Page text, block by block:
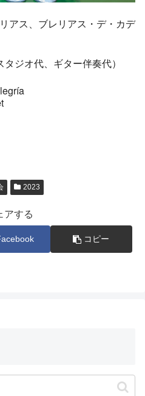
アス、ブレリアス・デ・カデ
ジオ代、ギター伴奏代）
2023
アする
コピー